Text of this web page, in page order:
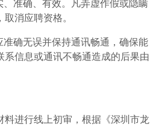
准确、有效。凡弄虚作假或隐瞒
消应聘资格。
确无误并保持通讯畅通，确保能
系信息或通讯不畅通造成的后果由
料进行线上初审，根据《深圳市龙